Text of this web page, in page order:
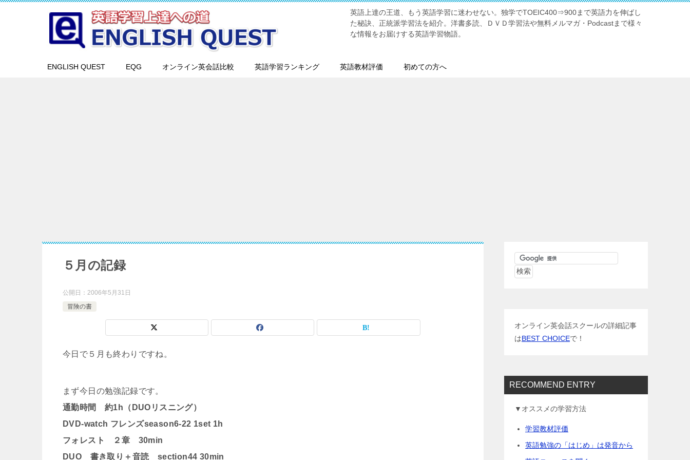
英語上達の王道、もう英語学習に迷わせない。独学でTOEIC400⇒900まで英語力を伸ばし
た秘訣、正統派学習法を紹介。洋書多読、ＤＶＤ学習法や無料メルマガ・Podcastまで様々
な情報をお届けする英語学習物語。
ENGLISH QUEST EQG オンライン英会話比較 英語学習ランキング 英語教材評価 初めての方へ
５月の記録
公開日： 2006年5月31日
冒険の書
今日で５月も終わりですね。
まず今日の勉強記録です。
通勤時間 約1h（DUOリスニング）
DVD-watch フレンズseason6-22 1set 1h
フォレスト ２章 30min
DUO 書き取り＋音読 section44 30min
オンライン英会話スクールの詳細記事
はBEST CHOICEで！
RECOMMEND ENTRY
▼オススメの学習方法
学習教材評価
英語勉強の「はじめ」は発音から